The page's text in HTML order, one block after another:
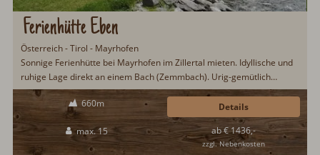
Ferienhütte Eben
Österreich - Tirol - Mayrhofen
Sonnige Ferienhütte bei Mayrhofen im Zillertal mieten. Idyllische und
ruhige Lage direkt an einem Bach (Zemmbach). Urig-gemütlich
eingerichtet mit 150qm Wohnfläche für 15 Hüttengäste. Eine
Wohnstube, fünf Schlafzimmer und drei Badezimmer. Auf Wunsch
morgendlicher Brötchenservice möglich. Eine Sauna ist ebenfalls
vorhanden...
660m
max. 15 ab € 1436,-
zzgl. Nebenkosten
Details